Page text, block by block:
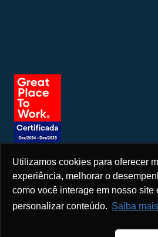
Utilizamos cookies para oferecer
experiência, melhorar o
como você interage em nosso site
personalizar conteúdo. Saiba mais
Seja um